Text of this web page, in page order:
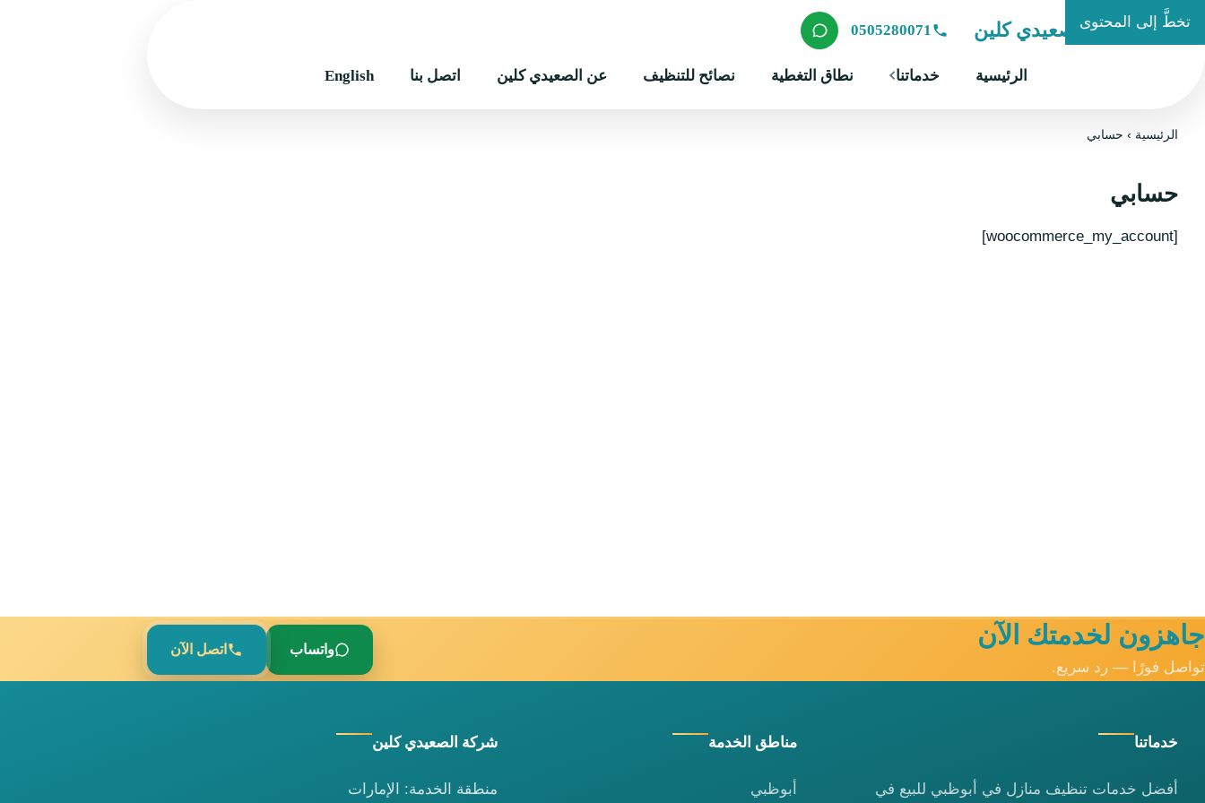
تخطَّ إلى المحتوى
شركة الصعيدي كلين
الرئيسية خدماتنا نطاق التغطية نصائح للتنظيف عن الصعيدي كلين اتصل بنا English
0505280071
الرئيسية › حسابي
حسابي
[woocommerce_my_account]
جاهزون لخدمتك الآن
تواصل فورًا — رد سريع.
واتساب اتصل الآن
خدماتنا
أفضل خدمات تنظيف منازل في أبوظبي للبيع في
مناطق الخدمة
أبوظبي
شركة الصعيدي كلين
منطقة الخدمة: الإمارات